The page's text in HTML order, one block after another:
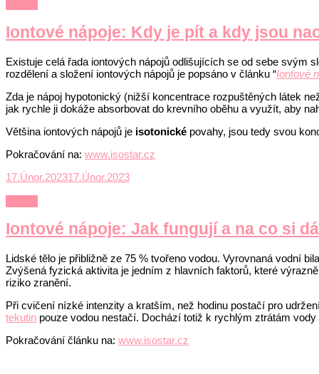
Iontové nápoje: Kdy je pít a kdy jsou
Existuje celá řada iontových nápojů odlišujících se od sebe svým
rozdělení a složení iontových nápojů je popsáno v článku “Iontové
Zda je nápoj hypotonický (nižší koncentrace rozpuštěných látek
jak rychle ji dokáže absorbovat do krevního oběhu a využít, aby
Většina iontových nápojů je isotonické povahy, jsou tedy svou
Pokračování na: www.isostar.cz
17.Únor.202317.Únor.2023
Iontové nápoje: Jak fungují a na co si
Lidské tělo je přibližně ze 75 % tvořeno vodou. Vyrovnaná vodní
Zvýšená fyzická aktivita je jedním z hlavních faktorů, které
riziko zranění.
Při cvičení nízké intenzity a kratším, než hodinu postačí pro
tekutin pouze vodou nestačí. Dochází totiž k rychlým ztrátám
Pokračování článku na: www.isostar.cz